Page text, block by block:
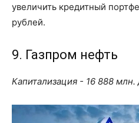
увеличить кредитный
рублей.
9. Газпром нефть
Капитализация - 16 888 млн.